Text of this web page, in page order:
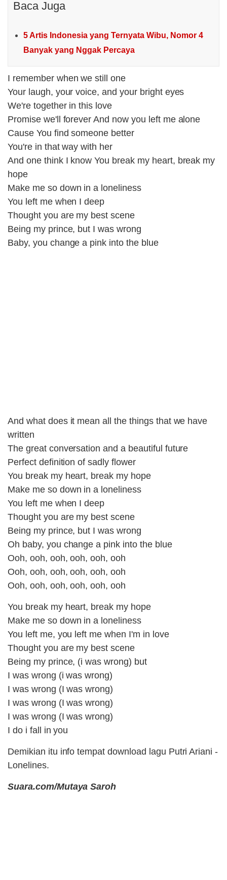
Baca Juga
5 Artis Indonesia yang Ternyata Wibu, Nomor 4
Banyak yang Nggak Percaya
I remember when we still one
Your laugh, your voice, and your bright eyes
We're together in this love
Promise we'll forever And now you left me alone
Cause You find someone better
You're in that way with her
And one think I know You break my heart, break my
hope
Make me so down in a loneliness
You left me when I deep
Thought you are my best scene
Being my prince, but I was wrong
Baby, you change a pink into the blue
And what does it mean all the things that we have
written
The great conversation and a beautiful future
Perfect definition of sadly flower
You break my heart, break my hope
Make me so down in a loneliness
You left me when I deep
Thought you are my best scene
Being my prince, but I was wrong
Oh baby, you change a pink into the blue
Ooh, ooh, ooh, ooh, ooh, ooh
Ooh, ooh, ooh, ooh, ooh, ooh
Ooh, ooh, ooh, ooh, ooh, ooh
You break my heart, break my hope
Make me so down in a loneliness
You left me, you left me when I'm in love
Thought you are my best scene
Being my prince, (i was wrong) but
I was wrong (i was wrong)
I was wrong (I was wrong)
I was wrong (I was wrong)
I was wrong (I was wrong)
I do i fall in you
Demikian itu info tempat download lagu Putri Ariani -
Lonelines.
Suara.com/Mutaya Saroh